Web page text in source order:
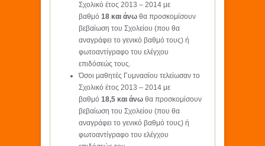
Σχολικό έτος 2013 – 2014 με
βαθμό18 και άνω θα προσκομίσουν
βεβαίωση του Σχολείου (που θα
αναγράφει το γενικό βαθμό τους) ή
φωτοαντίγραφο του ελέγχου
επιδόσεώς τους.
Όσοι μαθητές Γυμνασίου τελείωσαν το
Σχολικό έτος 2013 – 2014 με
βαθμό18,5 και άνω θα προσκομίσουν
βεβαίωση του Σχολείου (που θα
αναγράφει το γενικό βαθμό τους) ή
φωτοαντίγραφο του ελέγχου